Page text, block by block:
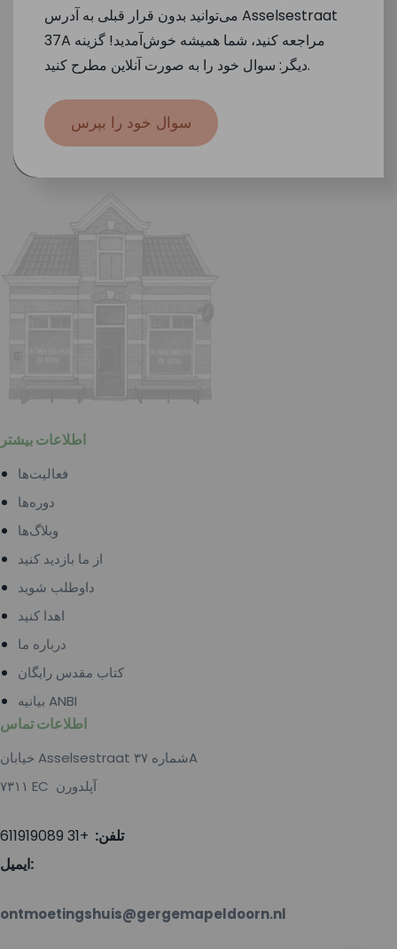
می‌توانید بدون قرار قبلی به آدرس Asselsestraat
37A مراجعه کنید، شما همیشه خوش‌آمدید! گزینه
دیگر: سوال خود را به صورت آنلاین مطرح کنید.
سوال خود را بپرس
اطلاعات بیشتر
فعالیت‌ها
دوره‌ها
وبلاگ‌ها
از ما بازدید کنید
داوطلب شوید
اهدا کنید
درباره ما
کتاب مقدس رایگان
بیانیه ANBI
اطلاعات تماس
خیابان Asselsestraat شماره ۳۷A
۷۳۱۱ EC آپلدورن
تلفن: +31 611919089
ایمیل:
ontmoetingshuis@gergemapeldoorn.nl